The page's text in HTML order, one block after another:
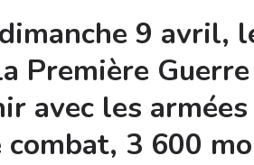
9 avril,
Première
avec les
3 600